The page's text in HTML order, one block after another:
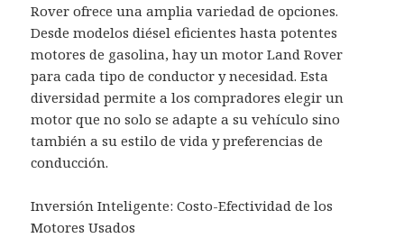
Rover ofrece una amplia variedad de opciones.
Desde modelos diésel eficientes hasta potentes
motores de gasolina, hay un motor Land Rover
para cada tipo de conductor y necesidad. Esta
diversidad permite a los compradores elegir un
motor que no solo se adapte a su vehículo sino
también a su estilo de vida y preferencias de
conducción.
Inversión Inteligente: Costo-Efectividad de los
Motores Usados